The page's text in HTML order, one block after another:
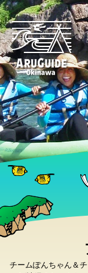
チームぽんちゃん＆